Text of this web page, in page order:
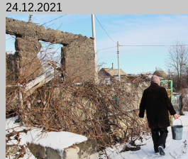
24.12.2021